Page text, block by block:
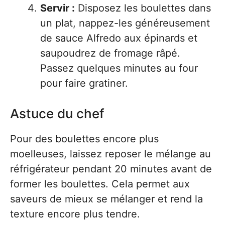
Servir : Disposez les boulettes dans
un plat, nappez-les généreusement
de sauce Alfredo aux épinards et
saupoudrez de fromage râpé.
Passez quelques minutes au four
pour faire gratiner.
Astuce du chef
Pour des boulettes encore plus
moelleuses, laissez reposer le mélange au
réfrigérateur pendant 20 minutes avant de
former les boulettes. Cela permet aux
saveurs de mieux se mélanger et rend la
texture encore plus tendre.